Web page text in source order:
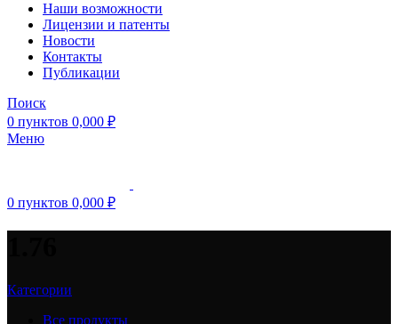
Наши возможности
Лицензии и патенты
Новости
Контакты
Публикации
Поиск
0 пунктов 0,000 ₽
Меню
0 пунктов 0,000 ₽
Категории
Все продукты